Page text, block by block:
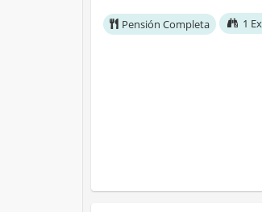
Pensión Completa 1